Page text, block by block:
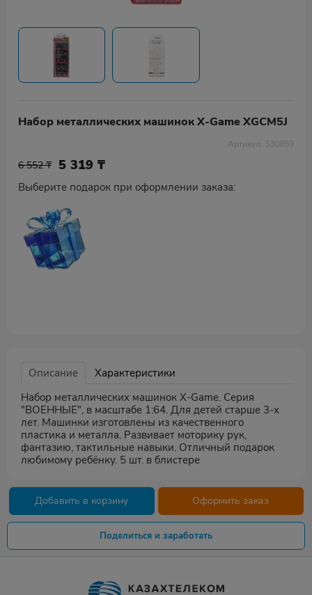
Набор металлических машинок X-Game XGCM5J
Артикул: 330859
6 552 ₸ 5 319₸
Выберите подарок при оформлении заказа:
Описание
Характеристики
Набор металлических машинок X-Game. Серия
"ВОЕННЫЕ", в масштабе 1:64. Для детей старше 3-х
лет. Машинки изготовлены из качественного
пластика и металла. Развивает моторику рук,
фантазию, тактильные навыки. Отличный подарок
любимому ребёнку. 5 шт. в блистере
Добавить в корзину Оформить заказ
Поделиться и заработать